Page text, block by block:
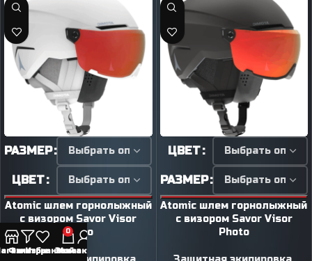
РАЗМЕР
ЦВЕТ
Atomic шлем горнолыжный
с визором Savor Visor
Photo
ЦВЕТ
РАЗМЕР
Atomic шлем горнолыжный
с визором Savor Visor
Photo
Фильтры
Избранное
0
Заказ
Мой аккаунт